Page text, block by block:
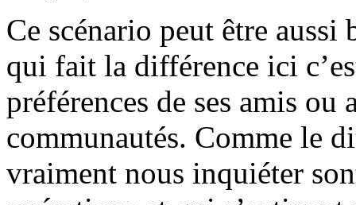
Ce scénario peut être
qui fait la différence ici
préférences de ses amis ou
communautés. Comme le
vraiment nous inquiéter